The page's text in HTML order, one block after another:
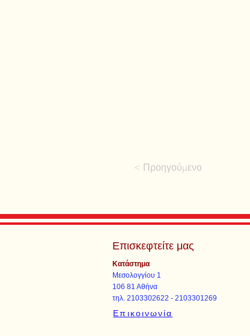
< Προηγούμενο
Επισκεφτείτε μας
Κατάστημα
Μεσολογγίου 1
106 81 Αθήνα
τηλ. 2103302622 - 2103301269
Επικοινωνία